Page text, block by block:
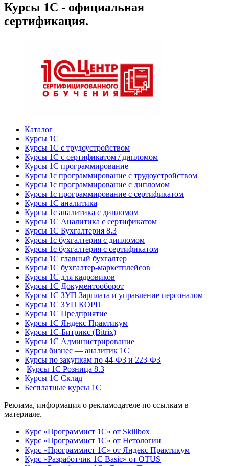
Курсы 1С - официальная
сертификация.
Каталог
Курсы 1С
Курсы 1С с трудоустройством
Курсы 1С с сертификатом / дипломом
Курсы 1С программирование
Курсы 1с программирование с трудоустройством
Курсы 1с программирование с дипломом
Курсы 1с программирование с сертификатом
Курсы 1С аналитика
Курсы 1с аналитика с дипломом
Курсы 1С Аналитика с сертификатом
Курсы 1С Бухгалтерия 8.3
Курсы 1с бухгалтерия с дипломом
Курсы 1с бухгалтерия с сертификатом
Курсы 1С главный бухгалтер
Курсы 1С бухгалтер-маркетплейсов
Курсы 1С для кадровиков
Курсы 1С Документооборот
Курсы 1С ЗУП Зарплата и управление персоналом
Курсы 1С ЗУП КОРП
Курсы 1С Предприятие
Курсы 1С Яндекс Практикум
Курсы 1С-Битрикс (Bitrix)
Курсы 1С Администрирование
Курсы бизнес — аналитик 1С
Курсы по закупкам по 44‑ФЗ и 223‑ФЗ
Курсы 1С Розница 8.3
Курсы 1С Склад
Бесплатные курсы 1С
Реклама, информация о рекламодателе по ссылкам в
материале.
Курс «Программист 1С» от Skillbox
Курс «Программист 1С» от Нетологии
Курс «Программист 1С» от Яндекс Практикум
Курс «Разработчик 1С Basic» от OTUS